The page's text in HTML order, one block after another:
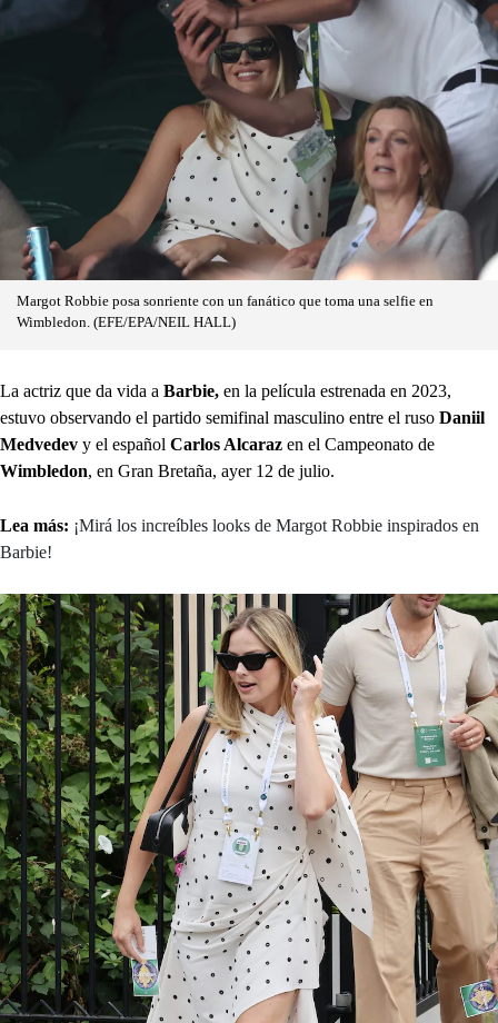
Margot Robbie posa sonriente con un fanático que toma una selfie en
Wimbledon. (EFE/EPA/NEIL HALL)
La actriz que da vida a Barbie, en la película estrenada en 2023,
estuvo observando el partido semifinal masculino entre el ruso Daniil
Medvedev y el español Carlos Alcaraz en el Campeonato de
Wimbledon, en Gran Bretaña, ayer 12 de julio.
Lea más: ¡Mirá los increíbles looks de Margot Robbie inspirados en
Barbie!